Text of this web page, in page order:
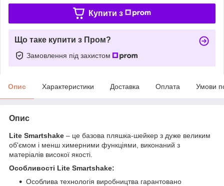
Купити з
Що таке купити з Пром?
Замовлення під захистом
Опис Характеристики Доставка Оплата Умови
Опис
Lite Smartshake – це базова пляшка-шейкер з дуже великим
об'ємом і менш химерними функціями, виконаний з
матеріалів високої якості.
Особливості Lite Smartshake:
Особлива технологія виробництва гарантовано